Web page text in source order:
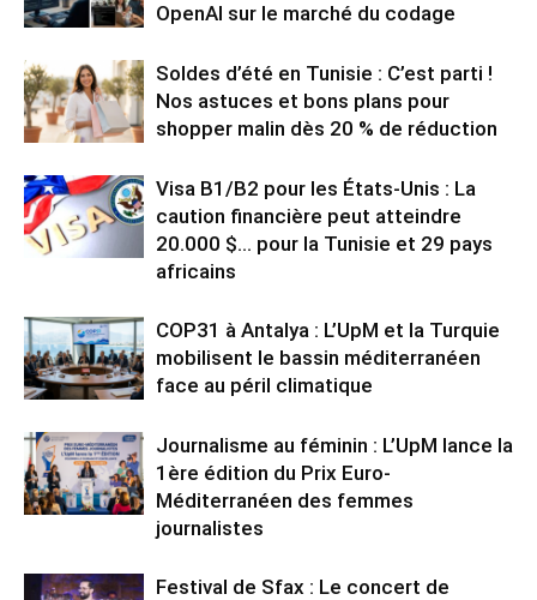
OpenAI sur le marché du codage
Soldes d’été en Tunisie : C’est parti !
Nos astuces et bons plans pour
shopper malin dès 20 % de réduction
Visa B1/B2 pour les États-Unis : La
caution financière peut atteindre
20.000 $… pour la Tunisie et 29 pays
africains
COP31 à Antalya : L’UpM et la Turquie
mobilisent le bassin méditerranéen
face au péril climatique
Journalisme au féminin : L’UpM lance la
1ère édition du Prix Euro-
Méditerranéen des femmes
journalistes
Festival de Sfax : Le concert de